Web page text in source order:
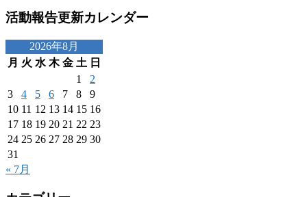
活動報告更新カレンダー
2026年8月
月 火 水 木 金 土 日
1
2
3
4 5 6 7 8
9
10 11 12 13 14 15 16
17 18 19 20 21 22 23
24 25 26 27 28 29 30
31
« 7月